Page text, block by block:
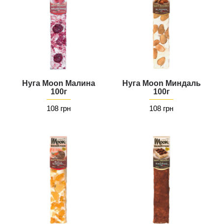
Нуга Moon Малина
100г
108 грн
Нуга Moon Миндаль
100г
108 грн